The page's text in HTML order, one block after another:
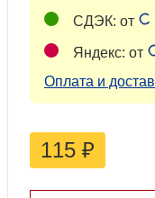
СДЭК: от
Яндекс: от
Оплата и
115 ₽